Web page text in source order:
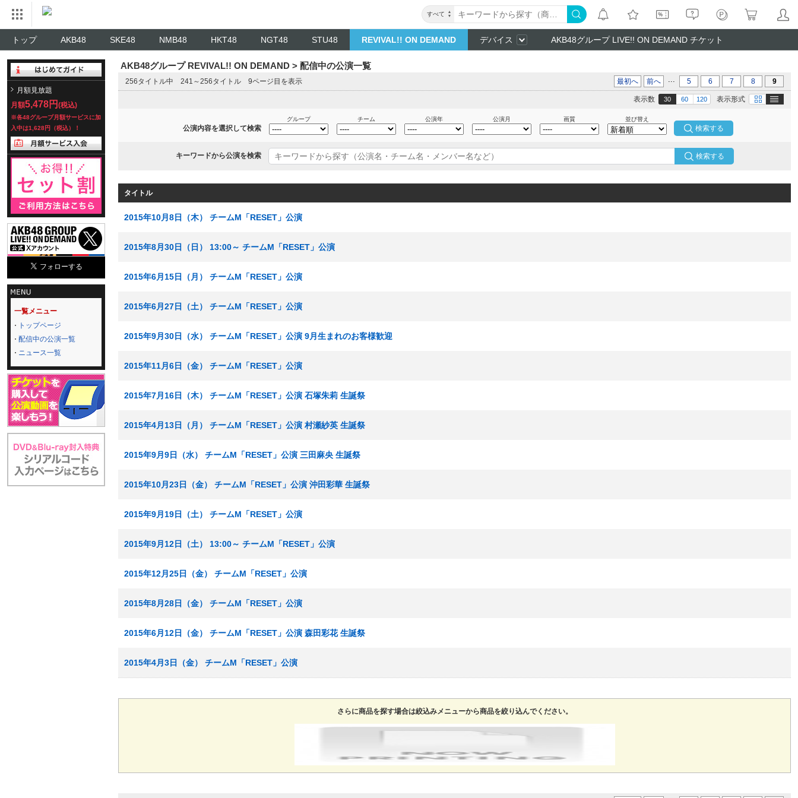
すべて
トップ AKB48 SKE48 NMB48 HKT48 NGT48 STU48 REVIVAL!! ON DEMAND デバイス AKB48グループ LIVE!! ON DEMAND チケット
月額見放題
月額5,478円 (税込)
※各48グループ月額サービスに加
入中は1,628円（税込）！
一覧メニュー
トップページ
配信中の公演一覧
ニュース一覧
AKB48グループ REVIVAL!! ON DEMAND > 配信中の公演一覧
256タイトル中 241～256タイトル 9ページ目を表示 最初へ 前へ ... 5 6 7 8 9
表示形式 画像
表示数 30 60 120
公演内容を選択して検索
グループ チーム 公演年 公演月 画質 並び替え
キーワードから公演を検索 検索する
タイトル
2015年10月8日（木） チームM「RESET」公演
2015年8月30日（日） 13:00～ チームM「RESET」公演
2015年6月15日（月） チームM「RESET」公演
2015年6月27日（土） チームM「RESET」公演
2015年9月30日（水） チームM「RESET」公演 9月生まれのお客様歓迎
2015年11月6日（金） チームM「RESET」公演
2015年7月16日（木） チームM「RESET」公演 石塚朱莉 生誕祭
2015年4月13日（月） チームM「RESET」公演 村瀬紗英 生誕祭
2015年9月9日（水） チームM「RESET」公演 三田麻央 生誕祭
2015年10月23日（金） チームM「RESET」公演 沖田彩華 生誕祭
2015年9月19日（土） チームM「RESET」公演
2015年9月12日（土） 13:00～ チームM「RESET」公演
2015年12月25日（金） チームM「RESET」公演
2015年8月28日（金） チームM「RESET」公演
2015年6月12日（金） チームM「RESET」公演 森田彩花 生誕祭
2015年4月3日（金） チームM「RESET」公演
さらに商品を探す場合は絞込みメニューから商品を絞り込んでください。